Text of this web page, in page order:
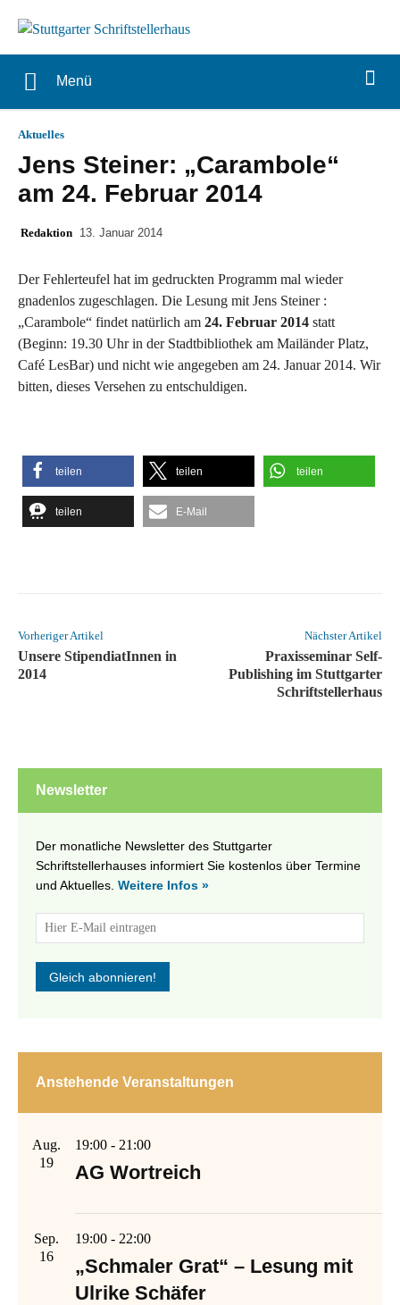
Menü
Aktuelles
Jens Steiner: „Carambole“
am 24. Februar 2014
Redaktion 13. Januar 2014
Der Fehlerteufel hat im gedruckten Programm mal wieder
gnadenlos zugeschlagen. Die Lesung mit Jens Steiner :
„Carambole“ findet natürlich am 24. Februar 2014 statt
(Beginn: 19.30 Uhr in der Stadtbibliothek am Mailänder Platz,
Café LesBar) und nicht wie angegeben am 24. Januar 2014. Wir
bitten, dieses Versehen zu entschuldigen.
teilen teilen teilen
teilen E-Mail
Vorheriger Artikel
Unsere StipendiatInnen in
2014
Nächster Artikel
Praxisseminar Self-
Publishing im Stuttgarter
Schriftstellerhaus
Newsletter
Der monatliche Newsletter des Stuttgarter
Schriftstellerhauses informiert Sie kostenlos über Termine
und Aktuelles. Weitere Infos »
Anstehende Veranstaltungen
Aug.
19
19:00 - 21:00
AG Wortreich
Sep.
16
19:00 - 22:00
„Schmaler Grat“ – Lesung mit
Ulrike Schäfer